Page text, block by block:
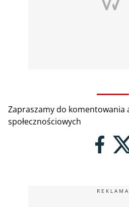
Zapraszamy do komentowania
społecznościowych
REKLAMA